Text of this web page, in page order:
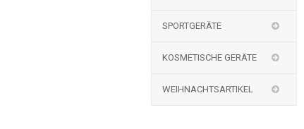
SPORTGERÄTE
KOSMETISCHE GERÄTE
WEIHNACHTSARTIKEL